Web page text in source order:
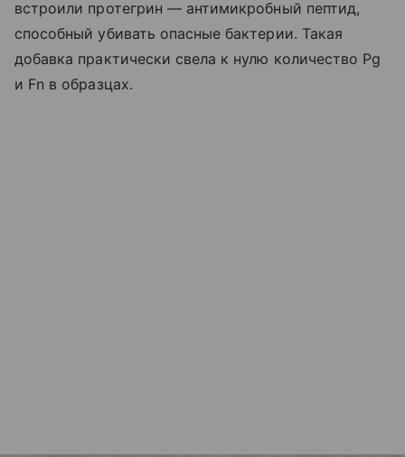
встроили протегрин — антимикробный пептид,
способный убивать опасные бактерии. Такая
добавка практически свела к нулю количество Pg
и Fn в образцах.